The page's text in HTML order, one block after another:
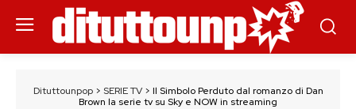
Dituttounpop> SERIE TV> Il Simbolo Perduto dal romanzo di Dan
Brown la serie tv su Sky e NOW in streaming